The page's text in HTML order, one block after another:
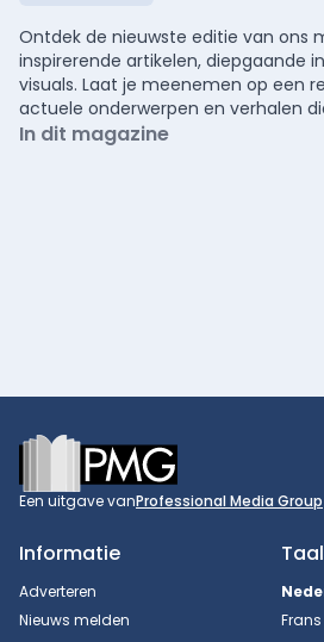
Ontdek de nieuwste editie van ons
inspirerende artikelen, diepgaande
visuals. Laat je meenemen op een
actuele onderwerpen en verhalen
In dit magazine
Footer
Een uitgave vanProfessional Media Group
Informatie
Adverteren
Nieuws melden
Taal
Frans